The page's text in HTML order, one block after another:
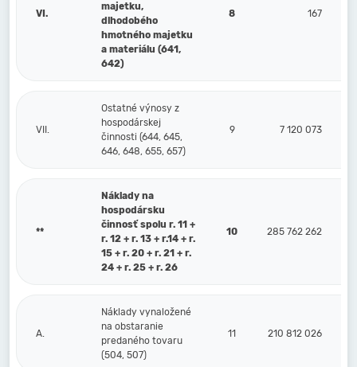
VI.
majetku,
dlhodobého
hmotného majetku
a materiálu (641,
642)
8 167
VII.
Ostatné výnosy z
hospodárskej
činnosti (644, 645,
646, 648, 655, 657)
9 7 120 073
**
Náklady na
hospodársku
činnosť spolu r. 11 +
r. 12 + r. 13 + r.14 + r.
15 + r. 20 + r. 21 + r.
24 + r. 25 + r. 26
10 285 762 262
A.
Náklady vynaložené
na obstaranie
predaného tovaru
(504, 507)
11 210 812 026